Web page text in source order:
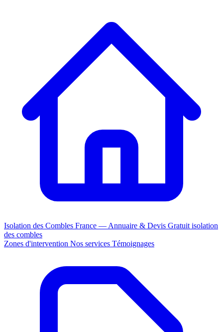
Isolation des Combles France — Annuaire & Devis Gratuit isolation
des combles
Zones d'intervention Nos services Témoignages